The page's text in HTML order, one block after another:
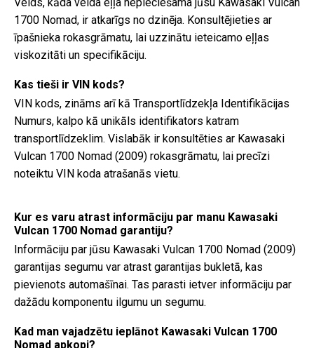
1700 Nomad, ir atkarīgs no dzinēja. Konsultējieties ar
īpašnieka rokasgrāmatu, lai uzzinātu ieteicamo eļļas
viskozitāti un specifikāciju.
Kas tieši ir VIN kods?
VIN kods, zināms arī kā Transportlīdzekļa Identifikācijas
Numurs, kalpo kā unikāls identifikators katram
transportlīdzeklim. Vislabāk ir konsultēties ar Kawasaki
Vulcan 1700 Nomad (2009) rokasgrāmatu, lai precīzi
noteiktu VIN koda atrašanās vietu.
Kur es varu atrast informāciju par manu Kawasaki
Vulcan 1700 Nomad garantiju?
Informāciju par jūsu Kawasaki Vulcan 1700 Nomad (2009)
garantijas segumu var atrast garantijas bukletā, kas
pievienots automašīnai. Tas parasti ietver informāciju par
dažādu komponentu ilgumu un segumu.
Kad man vajadzētu ieplānot Kawasaki Vulcan 1700
Nomad apkopi?